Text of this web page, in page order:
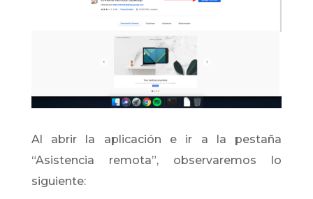
Al abrir la aplicación e ir a la pestaña
“Asistencia remota”, observaremos lo
siguiente: